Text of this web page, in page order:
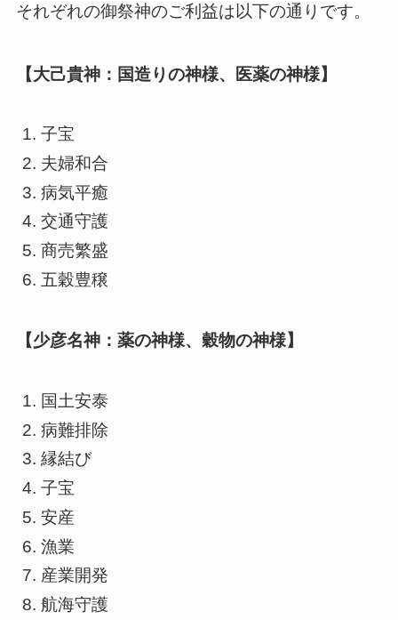
それぞれの御祭神のご利益は以下の通りです。
【大己貴神：国造りの神様、医薬の神様】
子宝
夫婦和合
病気平癒
交通守護
商売繁盛
五穀豊穣
【少彦名神：薬の神様、穀物の神様】
国土安泰
病難排除
縁結び
子宝
安産
漁業
産業開発
航海守護